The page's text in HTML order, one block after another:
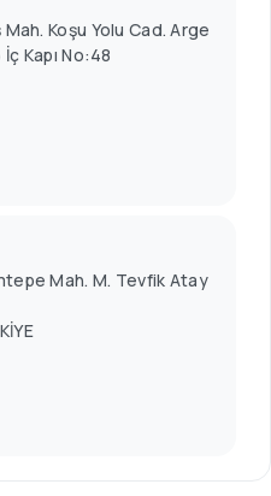
Koşu Yolu Cad. Arge
Kapı No:48
Mah. M. Tevfik Atay